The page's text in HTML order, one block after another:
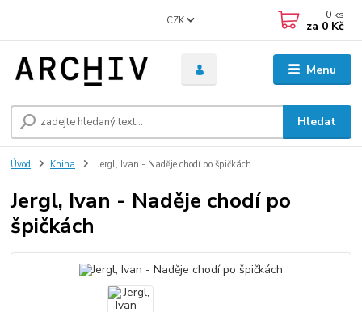
Menu
CZK
Hledat
0 ks
za 0 Kč
Úvod Kniha Jergl, Ivan - Naděje chodí po špičkách
Jergl, Ivan - Naděje chodí po
špičkách